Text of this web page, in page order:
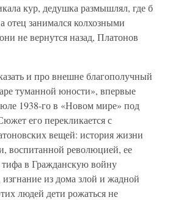
кур, дедушка размышлял, где б
отец занимался колхозными
не вернутся назад, Платонов
и про внешне благополучный
туманной юности», впервые
1938-го в «Новом мире» под
его перекликается с
вещей: история жизни
воспитанной революцией, ее
в Гражданскую войну
из дома злой и жадной
людей дети рожаться не